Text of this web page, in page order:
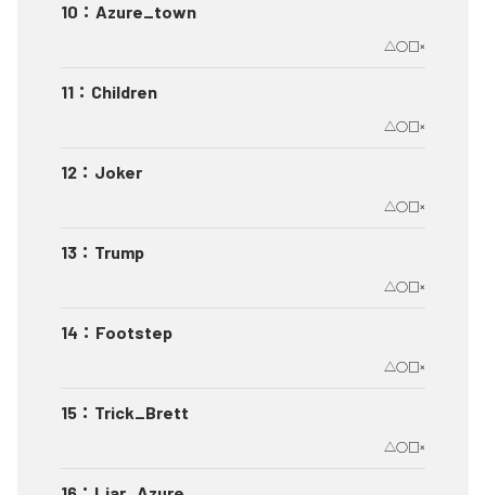
10 ： Azure_town
△○□×
11 ： Children
△○□×
12 ： Joker
△○□×
13 ： Trump
△○□×
14 ： Footstep
△○□×
15 ： Trick_Brett
△○□×